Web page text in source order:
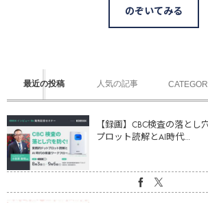
のぞいてみる
最近の投稿 人気の記事
【録画】CBC検査の落と
プロット読解とAI時代...